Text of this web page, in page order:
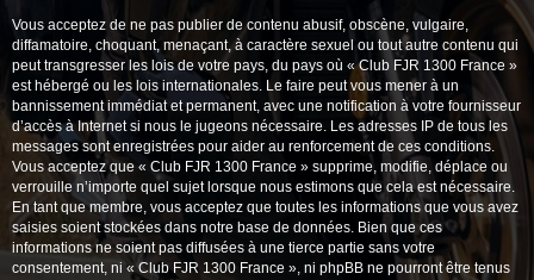
Vous acceptez de ne pas publier de contenu abusif, obscène, vulgaire,
diffamatoire, choquant, menaçant, à caractère sexuel ou tout autre contenu qui
peut transgresser les lois de votre pays, du pays où « Club FJR 1300 France »
est hébergé ou les lois internationales. Le faire peut vous mener à un
bannissement immédiat et permanent, avec une notification à votre fournisseur
d’accès à Internet si nous le jugeons nécessaire. Les adresses IP de tous les
messages sont enregistrées pour aider au renforcement de ces conditions.
Vous acceptez que « Club FJR 1300 France » supprime, modifie, déplace ou
verrouille n’importe quel sujet lorsque nous estimons que cela est nécessaire.
En tant que membre, vous acceptez que toutes les informations que vous avez
saisies soient stockées dans notre base de données. Bien que ces
informations ne soient pas diffusées à une tierce partie sans votre
consentement, ni « Club FJR 1300 France », ni phpBB ne pourront être tenus